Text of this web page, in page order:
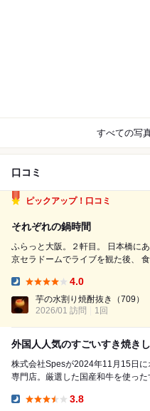
すべての写
口コミ
ピックアップ！口コミ
それぞれの鍋時間
ふらっと大阪。２軒目。 日本橋にあるすき焼き・しゃぶしゃぶ専門店。
京セラドームでライブを観た後、 食べログアプリで予約の上、初訪問。
いただくのは「すき焼き(特選和牛)」。 あ、ちなみに多分どのメニ
...
4.0
芋の水割り焼酎抜き
（709）
2026/01 訪問
1回
外国人人気のすごいすき焼き
株式会社Spesが2024年11月15日
専門店。厳選した国産和牛を使っ
3.8